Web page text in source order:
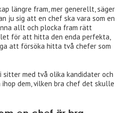
längre fram, mer generellt, säger
ju sig att en chef ska vara som en
allt och plocka fram rätt
för att hitta den enda perfekta,
att försöka hitta två chefer som
sitter med två olika kandidater och
dem, vilken bra chef det skulle